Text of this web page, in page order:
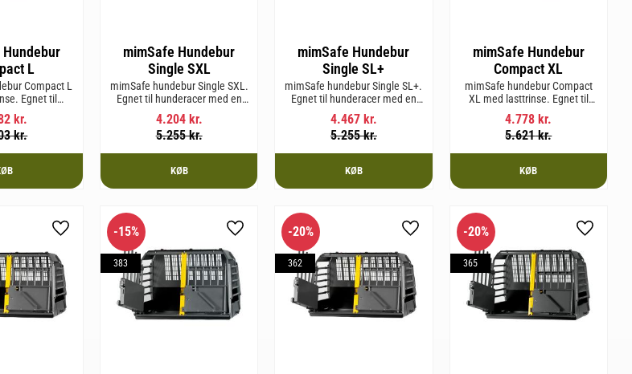
L
Compact L
Egnet til
med en
op til 58 cm.
kr.
kr.
mimSafe Hundebur
Single SXL
mimSafe hundebur Single SXL.
Egnet til hunderacer med en
skulderhøjde på op til 64 cm.
4.204kr.
5.255kr.
KØB
mimSafe Hundebur
Single SL+
mimSafe hundebur Single SL+.
Egnet til hunderacer med en
skulderhøjde på op til 62 cm.
4.467kr.
5.255kr.
KØB
mimSafe Hundebur
Compact XL
mimSafe hundebur Compact
XL med lasttrinse. Egnet til
hunderacer med en
skulderhøjde på op til 58 cm.
4.778 kr.
5.621kr.
KØB
Gem som favorit
15%
383
Gem som favorit
20%
362
Gem som favorit
20%
365
Gem